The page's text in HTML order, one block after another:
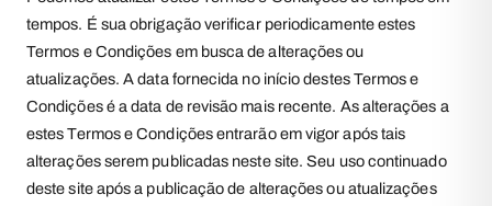
tempos. É sua obrigação verificar periodicamente estes
Termos e Condições em busca de alterações ou
atualizações. A data fornecida no início destes Termos e
Condições é a data de revisão mais recente. As alterações a
estes Termos e Condições entrarão em vigor após tais
alterações serem publicadas neste site. Seu uso continuado
deste site após a publicação de alterações ou atualizações